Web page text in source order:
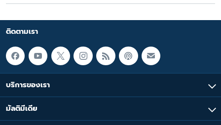
ติดตามเรา
บริการของเรา
มัลติมีเดีย